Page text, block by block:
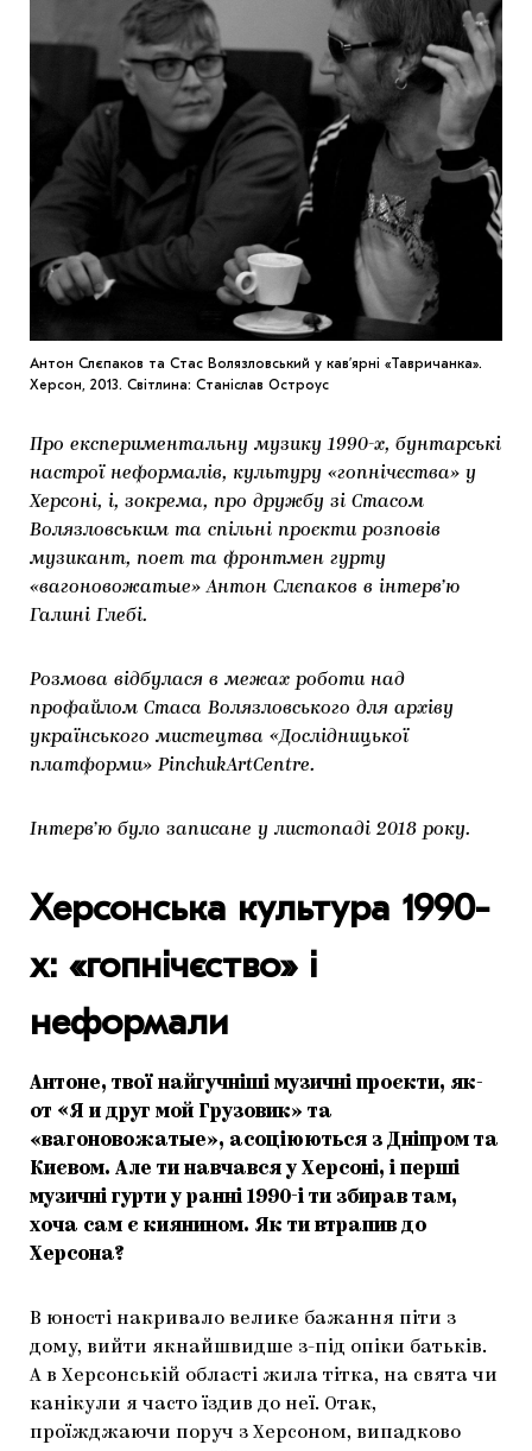
АРТЦЕНТРИ
КНИЖКИ І ЖУРНАЛИ
ЯК ПІДТРИМУВАТИ УКРАЇНСЬКЕ МИСТЕЦТВО
МАРІУПОЛЬСЬКІ МАРГІНАЛІЇ
CARPATHIAN CULT ПРО РІЗДВЯНІ СВЯТА
Антон Слєпаков та Стас Волязловський у кав’ярні «Тавричанка».
Херсон, 2013. Світлина: Станіслав Остроус
Про експериментальну музику 1990-х, бунтарські
настрої неформалів, культуру «гопнічєства» у
Херсоні, і, зокрема, про дружбу зі Стасом
Волязловським та спільні проєкти розповів
музикант, поет та фронтмен гурту
«вагоновожатые» Антон Слєпаков в інтерв’ю
Галині Глебі.
Розмова відбулася в межах роботи над
профайлом Стаса Волязловського для архіву
українського мистецтва «Дослідницької
платформи» PinchukArtCentre.
Інтерв’ю було записане у листопаді 2018 року.
Херсонська культура 1990-
х: «гопнічєство» і
неформали
Антоне, твої найгучніші музичні проєкти, як-
от «Я и друг мой Грузовик» та
«вагоновожатые», асоціюються з Дніпром та
Києвом. Але ти навчався у Херсоні, і перші
музичні гурти у ранні 1990-і ти збирав там,
хоча сам є киянином. Як ти втрапив до
Херсона?
В юності накривало велике бажання піти з
дому, вийти якнайшвидше з-під опіки батьків.
А в Херсонській області жила тітка, на свята чи
канікули я часто їздив до неї. Отак,
проїжджаючи поруч з Херсоном, випадково